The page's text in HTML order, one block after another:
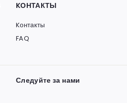
KОНТАКТЫ
Kонтакты
FAQ
Следуйте за нами